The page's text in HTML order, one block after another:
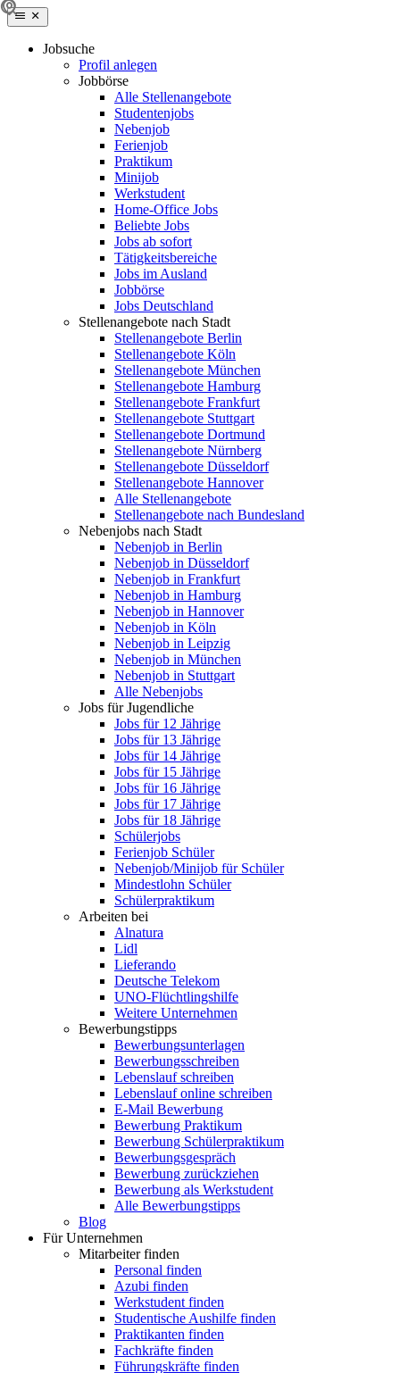
Jobsuche
Profil anlegen
Jobbörse
Alle Stellenangebote
Studentenjobs
Nebenjob
Ferienjob
Praktikum
Minijob
Werkstudent
Home-Office Jobs
Beliebte Jobs
Jobs ab sofort
Tätigkeitsbereiche
Jobs im Ausland
Jobbörse
Jobs Deutschland
Stellenangebote nach Stadt
Stellenangebote Berlin
Stellenangebote Köln
Stellenangebote München
Stellenangebote Hamburg
Stellenangebote Frankfurt
Stellenangebote Stuttgart
Stellenangebote Dortmund
Stellenangebote Nürnberg
Stellenangebote Düsseldorf
Stellenangebote Hannover
Alle Stellenangebote
Stellenangebote nach Bundesland
Nebenjobs nach Stadt
Nebenjob in Berlin
Nebenjob in Düsseldorf
Nebenjob in Frankfurt
Nebenjob in Hamburg
Nebenjob in Hannover
Nebenjob in Köln
Nebenjob in Leipzig
Nebenjob in München
Nebenjob in Stuttgart
Alle Nebenjobs
Jobs für Jugendliche
Jobs für 12 Jährige
Jobs für 13 Jährige
Jobs für 14 Jährige
Jobs für 15 Jährige
Jobs für 16 Jährige
Jobs für 17 Jährige
Jobs für 18 Jährige
Schülerjobs
Ferienjob Schüler
Nebenjob/Minijob für Schüler
Mindestlohn Schüler
Schülerpraktikum
Arbeiten bei
Alnatura
Lidl
Lieferando
Deutsche Telekom
UNO-Flüchtlingshilfe
Weitere Unternehmen
Bewerbungstipps
Bewerbungsunterlagen
Bewerbungsschreiben
Lebenslauf schreiben
Lebenslauf online schreiben
E-Mail Bewerbung
Bewerbung Praktikum
Bewerbung Schülerpraktikum
Bewerbungsgespräch
Bewerbung zurückziehen
Bewerbung als Werkstudent
Alle Bewerbungstipps
Blog
Für Unternehmen
Mitarbeiter finden
Personal finden
Azubi finden
Werkstudent finden
Studentische Aushilfe finden
Praktikanten finden
Fachkräfte finden
Führungskräfte finden